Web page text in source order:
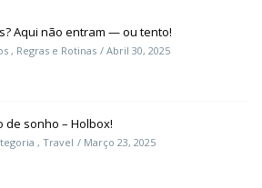
Aqui não entram — ou tento!
, Regras e Rotinas Abril 30, 2025
de sonho – Holbox!
, Travel Março 23, 2025